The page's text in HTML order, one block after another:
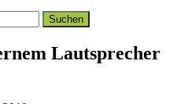
Lautsprecher